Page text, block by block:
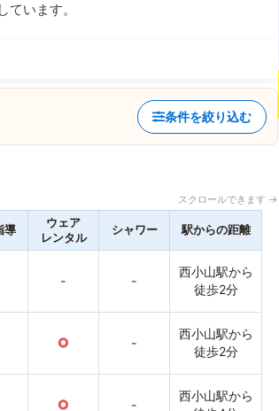
います。
条件を絞り込む
スクロールできます →
導
ウェア
レンタル
シャワー 駅からの距離
- -
西小山駅から
徒歩2分
○ -
西小山駅から
徒歩2分
○ -
西小山駅から